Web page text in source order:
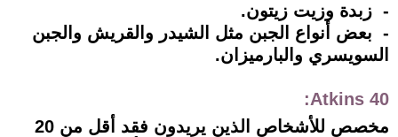
- زبدة وزيت زيتون.
- بعض أنواع الجبن مثل الشيدر والقريش والجبن
السويسري والبارميزان.
Atkins 40:
مخصص للأشخاص الذين يريدون فقد أقل من 20